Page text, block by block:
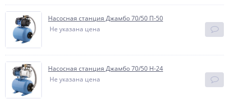
Насосная станция Джамбо 70/50 П-50
Не указана цена
Насосная станция Джамбо 70/50 Н-24
Не указана цена